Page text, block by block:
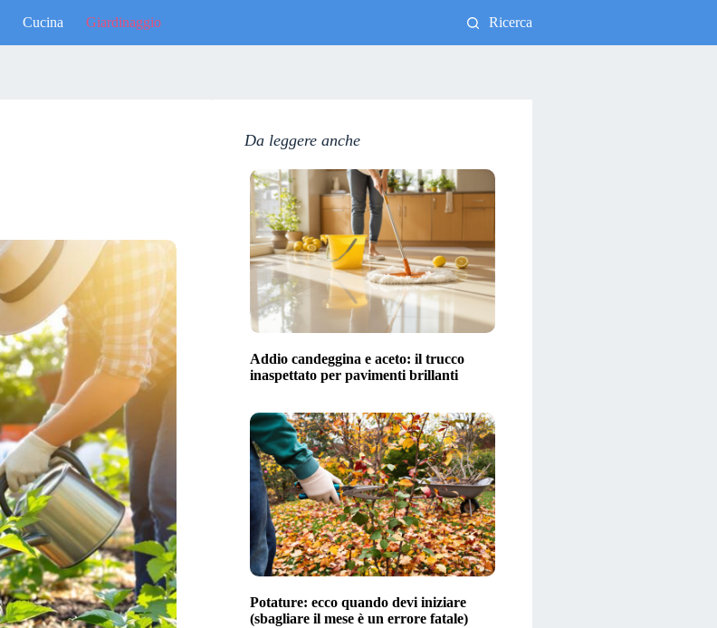
Cucina Giardinaggio Ricerca
Da leggere anche
Addio candeggina e aceto: il trucco
inaspettato per pavimenti brillanti
Potature: ecco quando devi iniziare
(sbagliare il mese è un errore fatale)